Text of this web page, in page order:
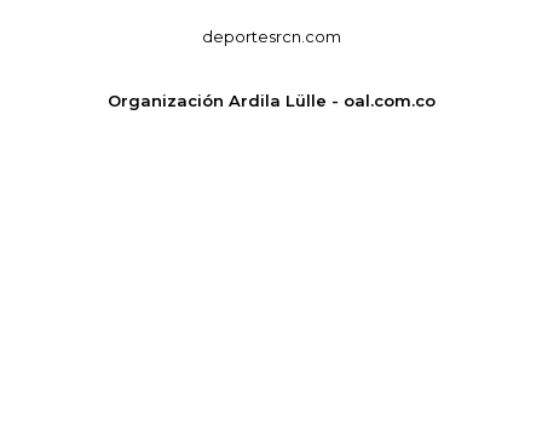
deportesrcn.com
Organización Ardila Lülle - oal.com.co